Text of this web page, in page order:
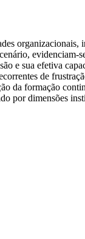
organizacionais,
evidenciam-
e sua efetiva
de
da formação
por dimensões